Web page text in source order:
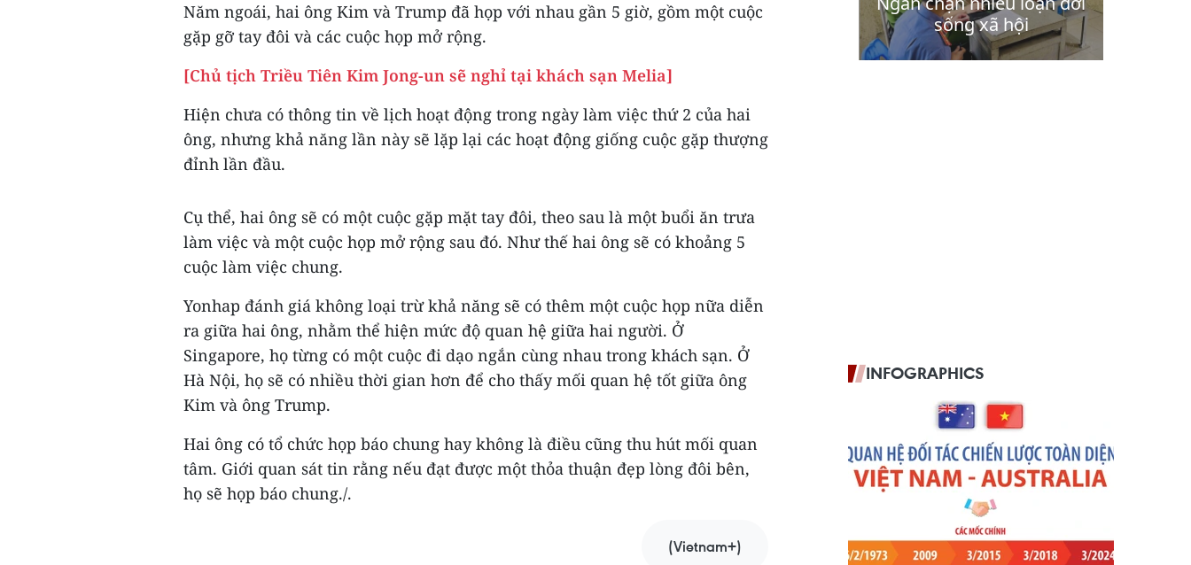
Năm ngoái, hai ông Kim và Trump đã họp với nhau gần 5 giờ, gồm một cuộc
gặp gỡ tay đôi và các cuộc họp mở rộng.
[Chủ tịch Triều Tiên Kim Jong-un sẽ nghỉ tại khách sạn Melia]
Hiện chưa có thông tin về lịch hoạt động trong ngày làm việc thứ 2 của hai
ông, nhưng khả năng lần này sẽ lặp lại các hoạt động giống cuộc gặp thượng
đỉnh lần đầu.
Cụ thể, hai ông sẽ có một cuộc gặp mặt tay đôi, theo sau là một buổi ăn trưa
làm việc và một cuộc họp mở rộng sau đó. Như thế hai ông sẽ có khoảng 5
cuộc làm việc chung.
Yonhap đánh giá không loại trừ khả năng sẽ có thêm một cuộc họp nữa diễn
ra giữa hai ông, nhằm thể hiện mức độ quan hệ giữa hai người. Ở
Singapore, họ từng có một cuộc đi dạo ngắn cùng nhau trong khách sạn. Ở
Hà Nội, họ sẽ có nhiều thời gian hơn để cho thấy mối quan hệ tốt giữa ông
Kim và ông Trump.
Hai ông có tổ chức họp báo chung hay không là điều cũng thu hút mối quan
tâm. Giới quan sát tin rằng nếu đạt được một thỏa thuận đẹp lòng đôi bên,
họ sẽ họp báo chung./.
(Vietnam+)
INFOGRAPHICS